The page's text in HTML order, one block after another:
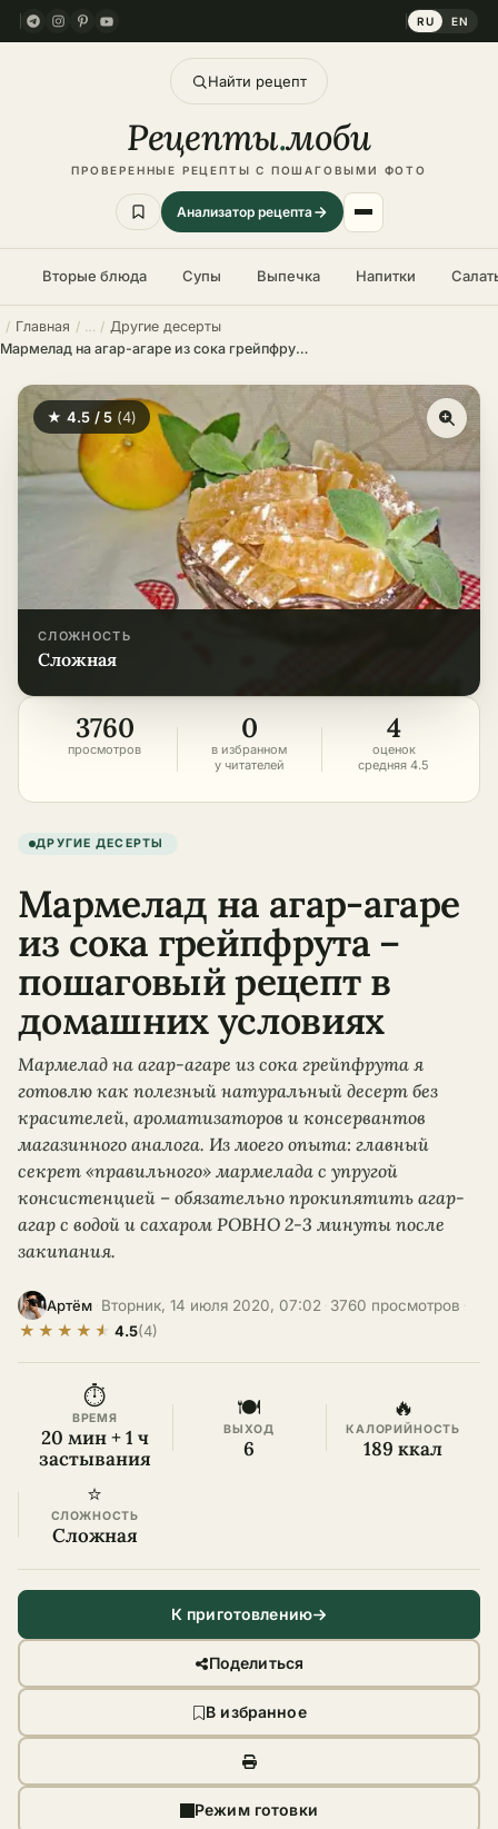
RU EN
Найти рецепт
Рецепты.моби
ПРОВЕРЕННЫЕ РЕЦЕПТЫ С ПОШАГОВЫМИ ФОТО
Анализатор рецепта
Вторые блюда Супы Выпечка Напитки
Главная
Другие десерты
Мармелад на агар-агаре из сока грейпфрута – пошаговый рецепт в домашних условиях
★ 4.5 / 5 (4)
СЛОЖНОСТЬ
сложная
3760
просмотров
0
в избранном
у читателей
4
оценок
средняя 4.5
ДРУГИЕ ДЕСЕРТЫ
Мармелад на агар-агаре
из сока грейпфрута –
пошаговый рецепт в
домашних условиях
Мармелад на агар-агаре из сока грейпфрута я
готовлю как полезный натуральный десерт без
красителей, ароматизаторов и консервантов
магазинного аналога. Из моего опыта: главный
секрет «правильного» мармелада с упругой
консистенцией – обязательно прокипятить агар-
агар с водой и сахаром РОВНО 2-3 минуты после
закипания.
Артём Вторник, 14 июля 2020, 07:02 3760 просмотров
★ ★ ★ ★ ★ 4.5(4)
⏱
ВРЕМЯ
20 мин + 1 ч
застывания
🍽
ВЫХОД
6
🔥
КАЛОРИЙНОСТЬ
189 ккал
⭐
СЛОЖНОСТЬ
Сложная
К приготовлению
Поделиться
В избранное
Режим готовки